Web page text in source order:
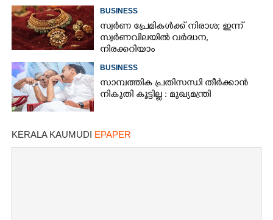
BUSINESS
സ്വർണ പ്രേമികൾക്ക് നിരാശ; ഇന്ന്
സ്വർണവിലയിൽ വർദ്ധന,
നിരക്കറിയാം
BUSINESS
സാമ്പത്തിക പ്രതിസന്ധി തീർക്കാൻ
നികുതി കൂട്ടില്ല : മുഖ്യമന്ത്രി
KERALA KAUMUDI EPAPER